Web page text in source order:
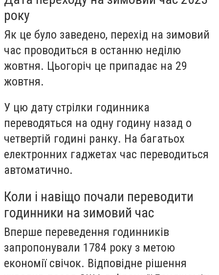
року
Як це було заведено, перехід на зимовий
час проводиться в останню неділю
жовтня. Цьогоріч це припадає на 29
жовтня.
У цю дату стрілки годинника
переводяться на одну годину назад о
четвертій годині ранку. На багатьох
електронних гаджетах час переводиться
автоматично.
Коли і навіщо почали переводити
годинники на зимовий час
Вперше переведення годинників
запропонували 1784 року з метою
економії свічок. Відповідне рішення